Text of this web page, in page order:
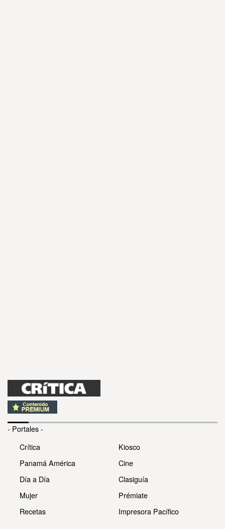
- Portales -
Crítica
Panamá América
Día a Día
Mujer
Recetas
Kiosco
Cine
Clasiguía
Prémiate
Impresora Pacífico